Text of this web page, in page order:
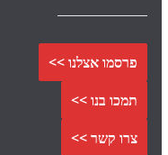
פרסמו אצלנו >>
תמכו בנו >>
צרו קשר >>